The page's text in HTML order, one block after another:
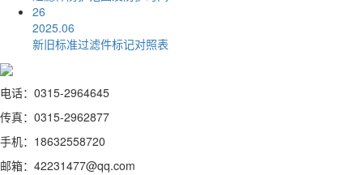
26
2025.06
新旧标准过滤件标记对照表
电话：0315-2964645
传真：0315-2962877
手机：18632558720
邮箱：42231477@qq.com